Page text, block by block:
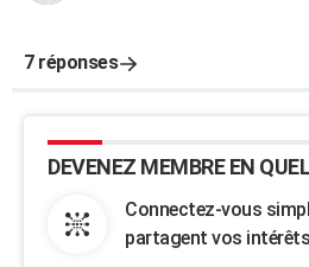
7 réponses
DEVENEZ MEMBRE EN
Connectez-vous
partagent vos intérêts